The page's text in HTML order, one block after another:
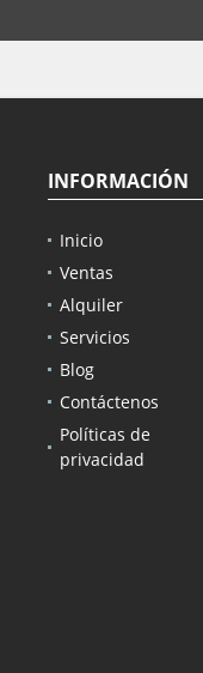
INFORMACIÓN
Inicio
Ventas
Alquiler
Servicios
Blog
Contáctenos
Políticas de
privacidad